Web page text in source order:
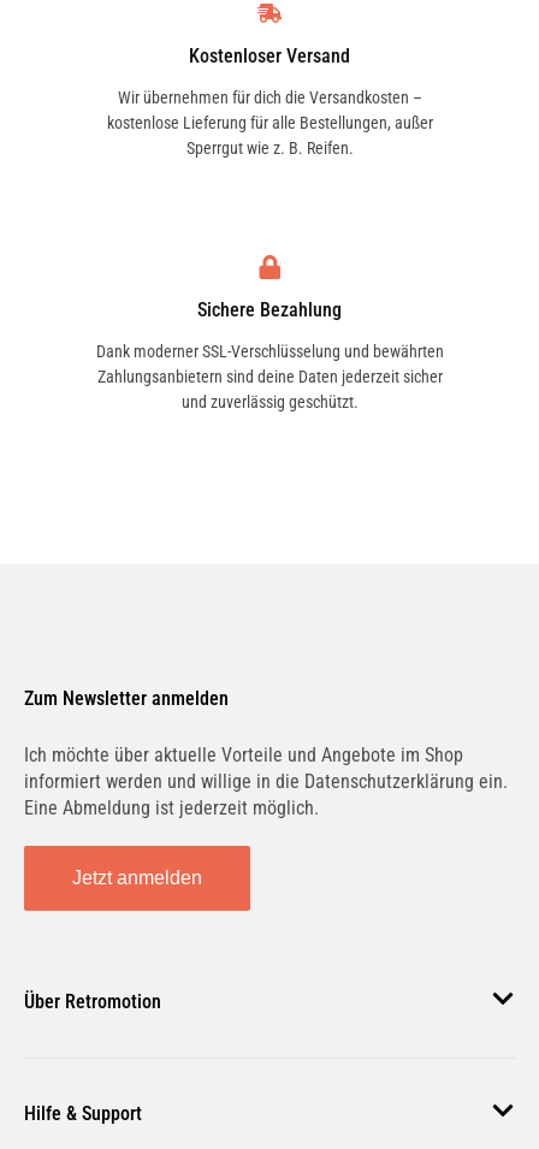
Kostenloser Versand
Wir übernehmen für dich die Versandkosten –
kostenlose Lieferung für alle Bestellungen, außer
Sperrgut wie z. B. Reifen.
Sichere Bezahlung
Dank moderner SSL-Verschlüsselung und bewährten
Zahlungsanbietern sind deine Daten jederzeit sicher
und zuverlässig geschützt.
Zum Newsletter anmelden
Ich möchte über aktuelle Vorteile und Angebote im Shop
informiert werden und willige in die Datenschutzerklärung ein.
Eine Abmeldung ist jederzeit möglich.
Jetzt anmelden
Über Retromotion
Unsere Jobs
Hilfe & Support